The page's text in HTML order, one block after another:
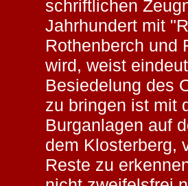
schriftlichen
Jahrhundert mit
Rothenberch und
wird, weist
Besiedelung des
zu bringen ist mit
Burganlagen auf
dem Klosterberg,
Reste zu